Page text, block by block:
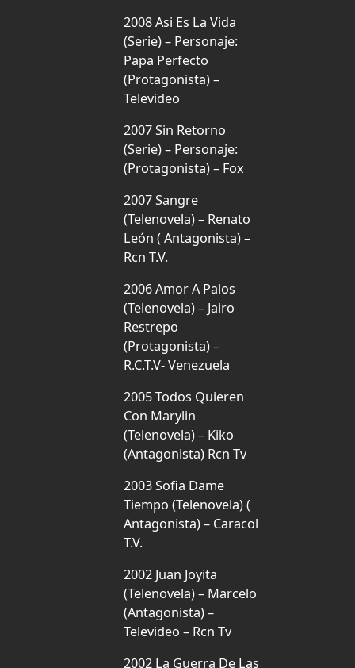
2008 Asi Es La Vida
(Serie) – Personaje:
Papa Perfecto
(Protagonista) –
Televideo
2007 Sin Retorno
(Serie) – Personaje:
(Protagonista) – Fox
2007 Sangre
(Telenovela) – Renato
León ( Antagonista) –
Rcn T.V.
2006 Amor A Palos
(Telenovela) – Jairo
Restrepo
(Protagonista) –
R.C.T.V- Venezuela
2005 Todos Quieren
Con Marylin
(Telenovela) – Kiko
(Antagonista) Rcn Tv
2003 Sofia Dame
Tiempo (Telenovela) (
Antagonista) – Caracol
T.V.
2002 Juan Joyita
(Telenovela) – Marcelo
(Antagonista) –
Televideo – Rcn Tv
2002 La Guerra De Las